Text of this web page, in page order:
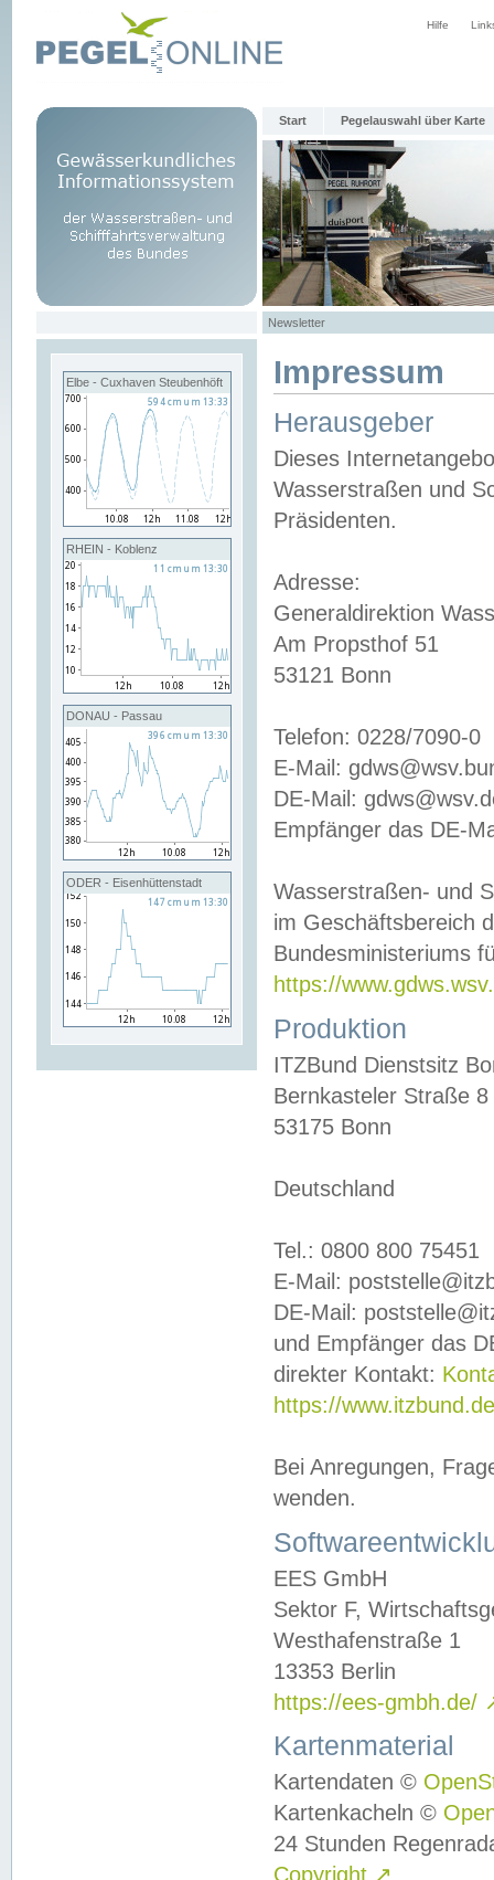
Hilfe
Start Pegelauswahl über Karte
Newsletter
Elbe - Cuxhaven Steubenhöft
RHEIN - Koblenz
DONAU - Passau
ODER - Eisenhüttenstadt
Impressum
Herausgeber
Dieses
Wasserstraßen und
Präsidenten.
Adresse:
Generaldirektion
Am Propsthof 51
53121 Bonn
Telefon: 0228/7090-0
E-Mail:
DE-Mail:
Empfänger das DE-
Wasserstraßen- und
im Geschäftsbereich
Bundesministeriums
https://
Produktion
ITZBund Dienstsitz
Bernkasteler Straße 8
53175 Bonn
Deutschland
Tel.: 0800 800 75451
E-Mail:
DE-Mail:
und Empfänger das
direkter Kontakt:
https://
Bei Anregungen,
wenden.
EES GmbH
Sektor F,
Westhafenstraße 1
13353 Berlin
https://ees-gmbh.de/
Kartenmaterial
Kartendaten ©
Kartenkacheln ©
24 Stunden
Copyright ↗